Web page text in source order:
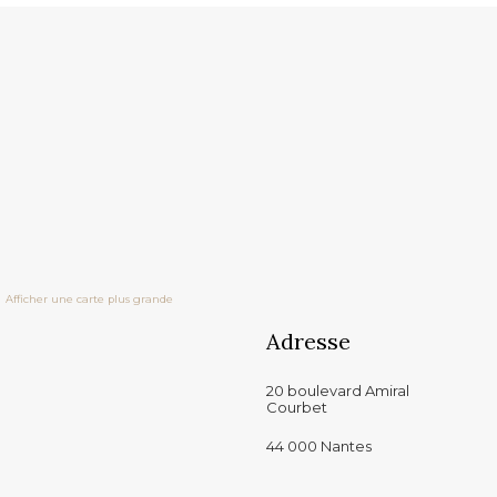
Afficher une carte plus grande
Adresse
20 boulevard Amiral
Courbet
44 000 Nantes